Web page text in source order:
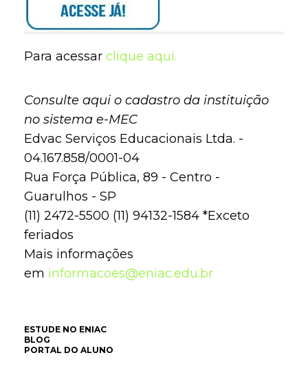
Para acessar clique aqui.
Consulte aqui o cadastro da instituição
no sistema e-MEC
Edvac Serviços Educacionais Ltda. -
04.167.858/0001-04
Rua Força Pública, 89 - Centro -
Guarulhos - SP
(11) 2472-5500 (11) 94132-1584 *Exceto
feriados
Mais informações
em informacoes@eniac.edu.br
ESTUDE NO ENIAC
BLOG
PORTAL DO ALUNO